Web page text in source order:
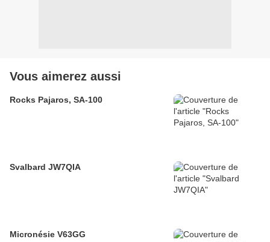
Vous aimerez aussi
Rocks Pajaros, SA-100
Svalbard JW7QIA
Micronésie V63GG